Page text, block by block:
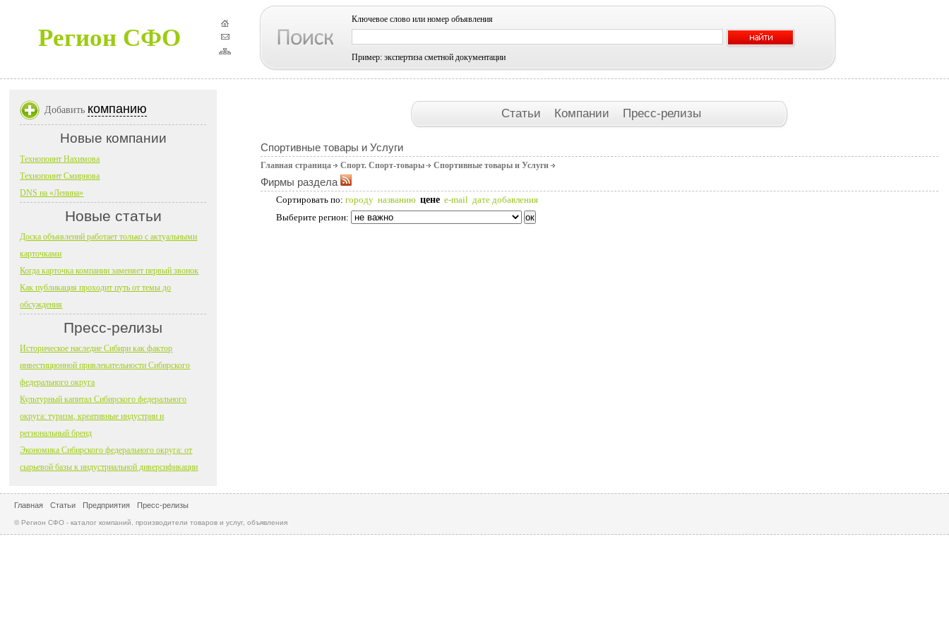
Регион СФО
Ключевое слово или номер объявления
Пример: экспертиза сметной документации
Статьи Компании Пресс-релизы
Спортивные товары и Услуги
Главная страница Спорт. Спорт-товары Спортивные товары и Услуги
Фирмы раздела
Сортировать по: городу названию цене e-mail дате добавления
Выберите регион:
Добавить компанию
Новые компании
Технопоинт Нахимова
Технопоинт Смирнова
DNS на «Ленина»
Новые статьи
Доска объявлений работает только с актуальными
карточками
Когда карточка компании заменяет первый звонок
Как публикация проходит путь от темы до
обсуждения
Пресс-релизы
Историческое наследие Сибири как фактор
инвестиционной привлекательности Сибирского
федерального округа
Культурный капитал Сибирского федерального
округа: туризм, креативные индустрии и
региональный бренд
Экономика Сибирского федерального округа: от
сырьевой базы к индустриальной диверсификации
Главная Статьи Предприятия Пресс-релизы
© Регион СФО - каталог компаний, производители товаров и услуг, объявления